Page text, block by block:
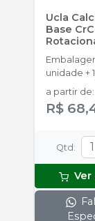
Ucla
Base
SINGULAR
unidade +
a partir de:
R$
Qtd :
Ver